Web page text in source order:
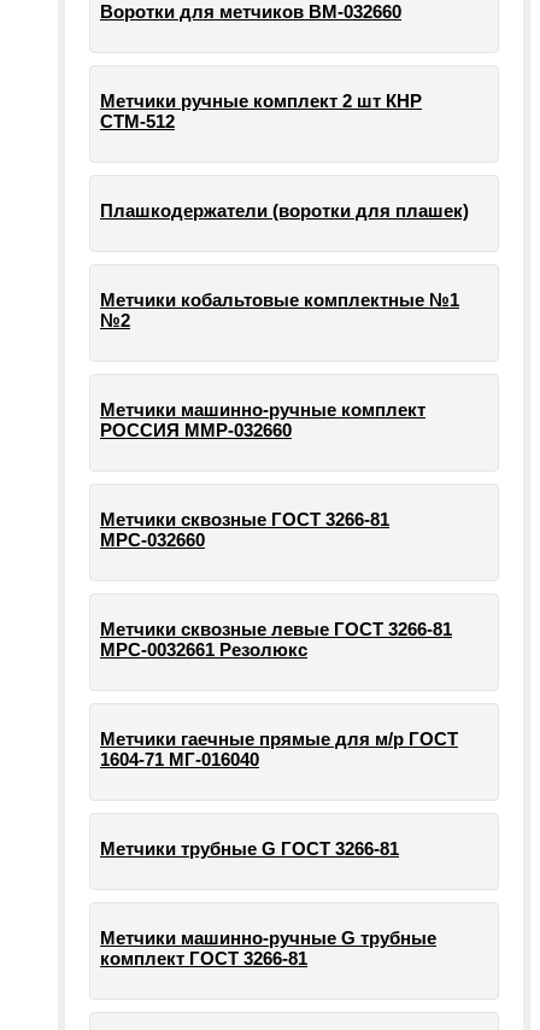
Воротки для метчиков ВМ-032660
Метчики ручные комплект 2 шт КНР
СТМ-512
Плашкодержатели (воротки для плашек)
Метчики кобальтовые комплектные №1
№2
Метчики машинно-ручные комплект
РОССИЯ ММР-032660
Метчики сквозные ГОСТ 3266-81
МРС-032660
Метчики сквозные левые ГОСТ 3266-81
МРС-0032661 Резолюкс
Метчики гаечные прямые для м/р ГОСТ
1604-71 МГ-016040
Метчики трубные G ГОСТ 3266-81
Метчики машинно-ручные G трубные
комплект ГОСТ 3266-81